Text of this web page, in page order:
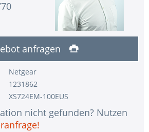
anfragen
Netgear
1231862
XS724EM-100EUS
nicht gefunden? Nutzen